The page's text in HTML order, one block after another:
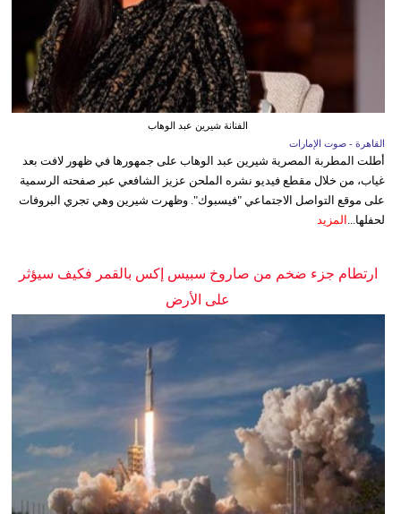
الفنانة شيرين عبد الوهاب
القاهرة - صوت الإمارات
أطلت المطربة المصرية شيرين عبد الوهاب على جمهورها في ظهور لافت بعد
غياب، من خلال مقطع فيديو نشره الملحن عزيز الشافعي عبر صفحته الرسمية
على موقع التواصل الاجتماعي "فيسبوك". وظهرت شيرين وهي تجري البروفات
لحفلها... المزيد
ارتطام جزء ضخم من صاروخ سبيس إكس بالقمر فكيف سيؤثر
على الأرض